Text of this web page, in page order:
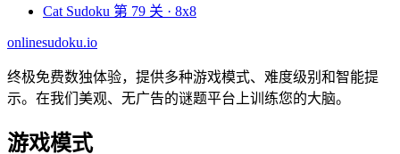
Cat Sudoku 第 79 关 · 8x8
onlinesudoku.io
终极免费数独体验，提供多种游戏模式、难度级别和智能提
示。在我们美观、无广告的谜题平台上训练您的大脑。
游戏模式